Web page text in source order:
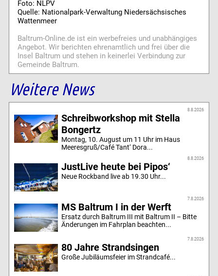
Foto: NLPV
Quelle: Nationalpark-Verwaltung Niedersächsisches
Wattenmeer
Baltrum-Online.de ist ein werbefreies und unabhängiges
Angebot. Wir berichten ehrenamtlich und frei über die
Insel Baltrum und stehen in keinerlei Verbindung zur
Gemeinde Baltrum.
Weitere News
8.8.2026
Schreibworkshop mit Stella
Bongertz
Montag, 10. August um 11 Uhr im Haus
Meeresgruß/Café Tant‘ Dora...
8.8.2026
JustLive heute bei Pipos‘
Neue Rockband live ab 19.30 Uhr...
7.8.2026
MS Baltrum I in der Werft
Ersatz durch Baltrum III mit Baltrum II – Bitte
Änderungen im Fahrplan beachten...
7.8.2026
80 Jahre Strandsingen
Große Jubiläumsfeier im Strandcafé...